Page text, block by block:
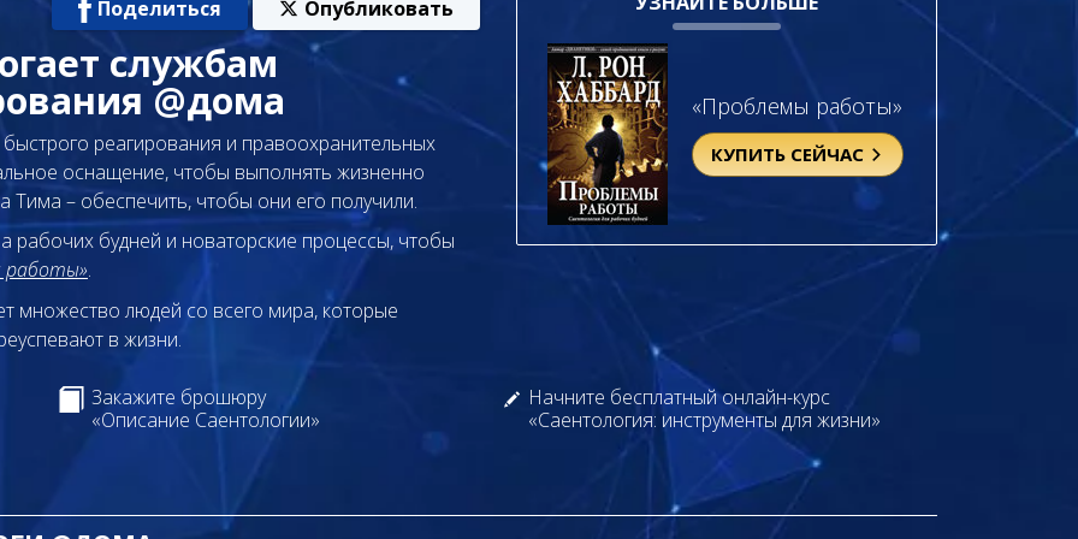
Поделиться Опубликовать
службам
@дома
реагирования и правоохранительных
оснащение, чтобы выполнять жизненно
– обеспечить, чтобы они его получили.
рабочих будней и новаторские процессы, чтобы
работы».
множество людей со всего мира, которые
в жизни.
«Проблемы работы»
КУПИТЬ СЕЙЧАС
Закажите брошюру
«Описание Саентологии»
Начните бесплатный онлайн-курс
«Саентология: инструменты для жизни»